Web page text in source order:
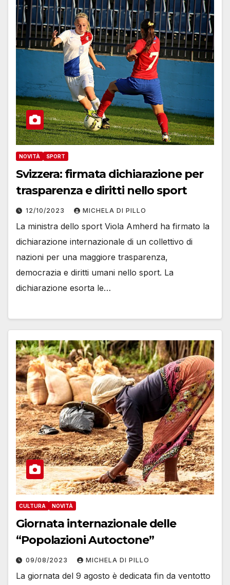
NOVITÀ SPORT
Svizzera: firmata dichiarazione per
trasparenza e diritti nello sport
12/10/2023 MICHELA DI PILLO
La ministra dello sport Viola Amherd ha firmato la
dichiarazione internazionale di un collettivo di
nazioni per una maggiore trasparenza,
democrazia e diritti umani nello sport. La
dichiarazione esorta le…
CULTURA NOVITÀ
Giornata internazionale delle
“Popolazioni Autoctone”
09/08/2023 MICHELA DI PILLO
La giornata del 9 agosto è dedicata fin da ventotto